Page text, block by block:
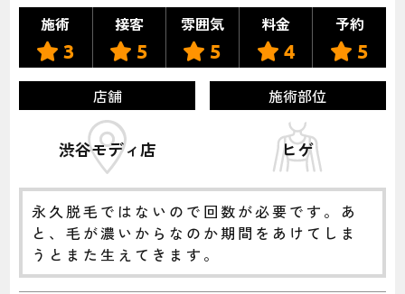
施術
3
接客
5
雰囲気
5
料金
4
予約
5
店舗
渋谷モディ店
施術部位
ヒゲ
永久脱毛ではないので回数が必要です。あ
と、毛が濃いからなのか期間をあけてしま
うとまた生えてきます。